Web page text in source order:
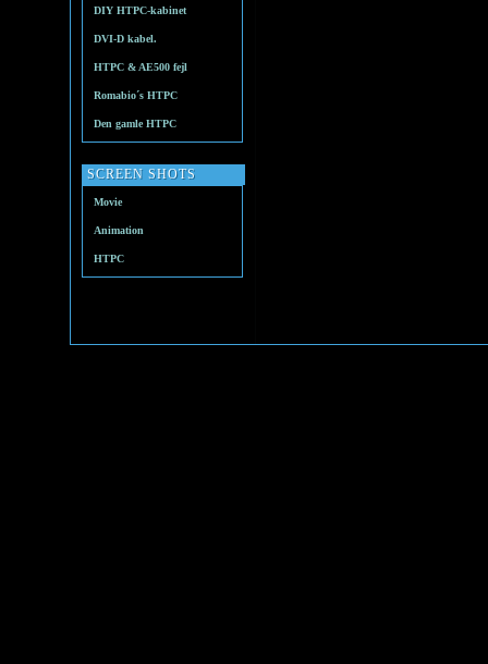
DIY HTPC-kabinet
DVI-D kabel.
HTPC & AE500 fejl
Romabio´s HTPC
Den gamle HTPC
SCREEN SHOTS
Movie
Animation
HTPC